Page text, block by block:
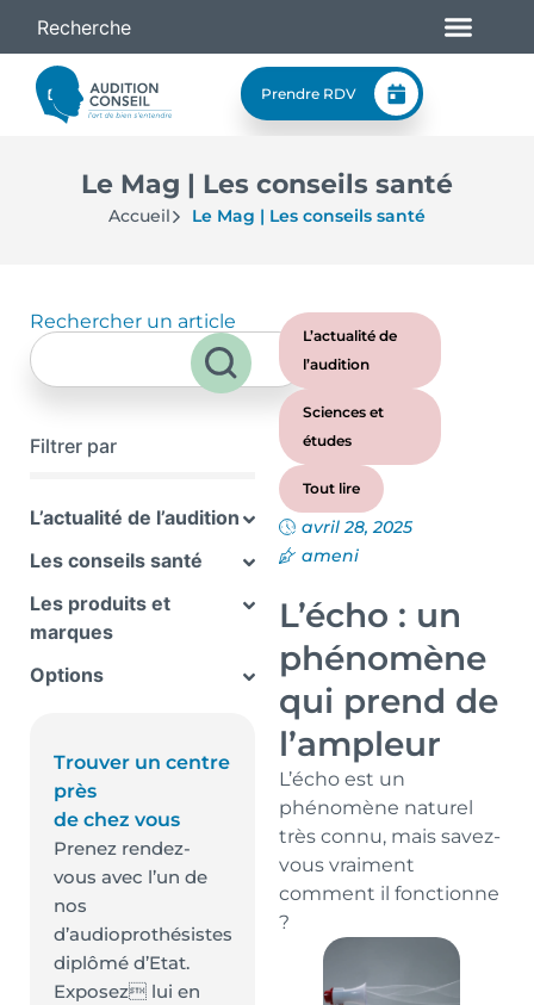
Prendre RDV
Le Mag | Les conseils santé
Accueil Le Mag | Les conseils santé
Rechercher un article
Filtrer par
L’actualité de l’audition
Les conseils santé
Les produits et
marques
Options
Trouver un centre
près
de chez vous
Prenez rendez-
vous avec l’un de
nos
d’audioprothésistes
diplômé d’Etat.
Exposez lui en
L’actualité de
l’audition
Sciences et
études
Tout lire
avril 28, 2025
ameni
L’écho : un
phénomène
qui prend de
l’ampleur
L’écho est un
phénomène naturel
très connu, mais savez-
vous vraiment
comment il fonctionne
?